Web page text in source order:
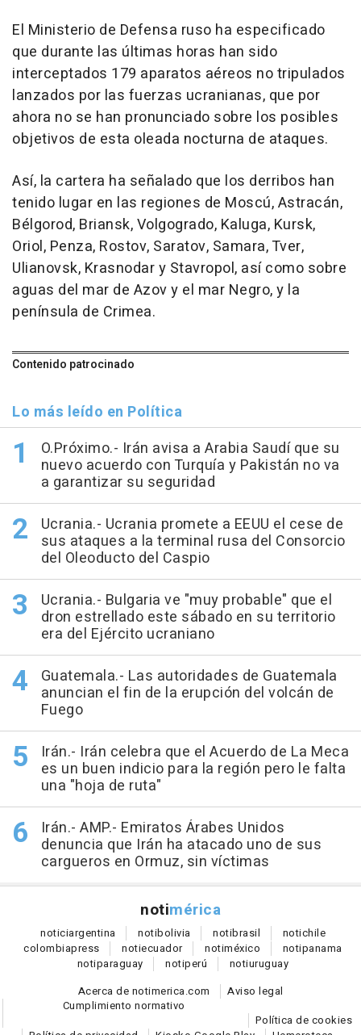
El Ministerio de Defensa ruso ha especificado
que durante las últimas horas han sido
interceptados 179 aparatos aéreos no tripulados
lanzados por las fuerzas ucranianas, que por
ahora no se han pronunciado sobre los posibles
objetivos de esta oleada nocturna de ataques.
Así, la cartera ha señalado que los derribos han
tenido lugar en las regiones de Moscú, Astracán,
Bélgorod, Briansk, Volgogrado, Kaluga, Kursk,
Oriol, Penza, Rostov, Saratov, Samara, Tver,
Ulianovsk, Krasnodar y Stavropol, así como sobre
aguas del mar de Azov y el mar Negro, y la
península de Crimea.
Contenido patrocinado
Lo más leído en Política
O.Próximo.- Irán avisa a Arabia Saudí que su
nuevo acuerdo con Turquía y Pakistán no va
a garantizar su seguridad
Ucrania.- Ucrania promete a EEUU el cese de
sus ataques a la terminal rusa del Consorcio
del Oleoducto del Caspio
Ucrania.- Bulgaria ve "muy probable" que el
dron estrellado este sábado en su territorio
era del Ejército ucraniano
Guatemala.- Las autoridades de Guatemala
anuncian el fin de la erupción del volcán de
Fuego
Irán.- Irán celebra que el Acuerdo de La Meca
es un buen indicio para la región pero le falta
una "hoja de ruta"
Irán.- AMP.- Emiratos Árabes Unidos
denuncia que Irán ha atacado uno de sus
cargueros en Ormuz, sin víctimas
notimérica
noticiargentina notibolivia notibrasil notichile
colombiapress notiecuador notiméxico notipanama
notiparaguay notiperú notiuruguay
Acerca de notimerica.com
Aviso legal
Cumplimiento normativo
Política de cookies